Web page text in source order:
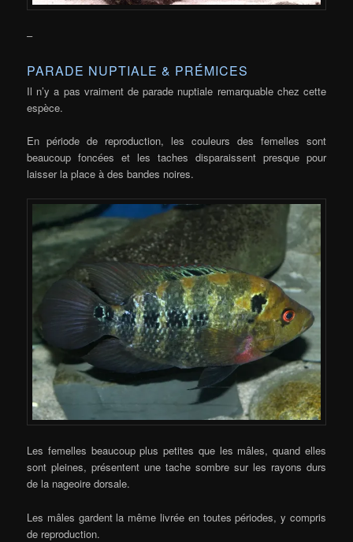
–
PARADE NUPTIALE & PRÉMICES
Il n’y a pas vraiment de parade nuptiale remarquable chez cette
espèce.
En période de reproduction, les couleurs des femelles sont
beaucoup foncées et les taches disparaissent presque pour
laisser la place à des bandes noires.
Les femelles beaucoup plus petites que les mâles, quand elles
sont pleines, présentent une tache sombre sur les rayons durs
de la nageoire dorsale.
Les mâles gardent la même livrée en toutes périodes, y compris
de reproduction.